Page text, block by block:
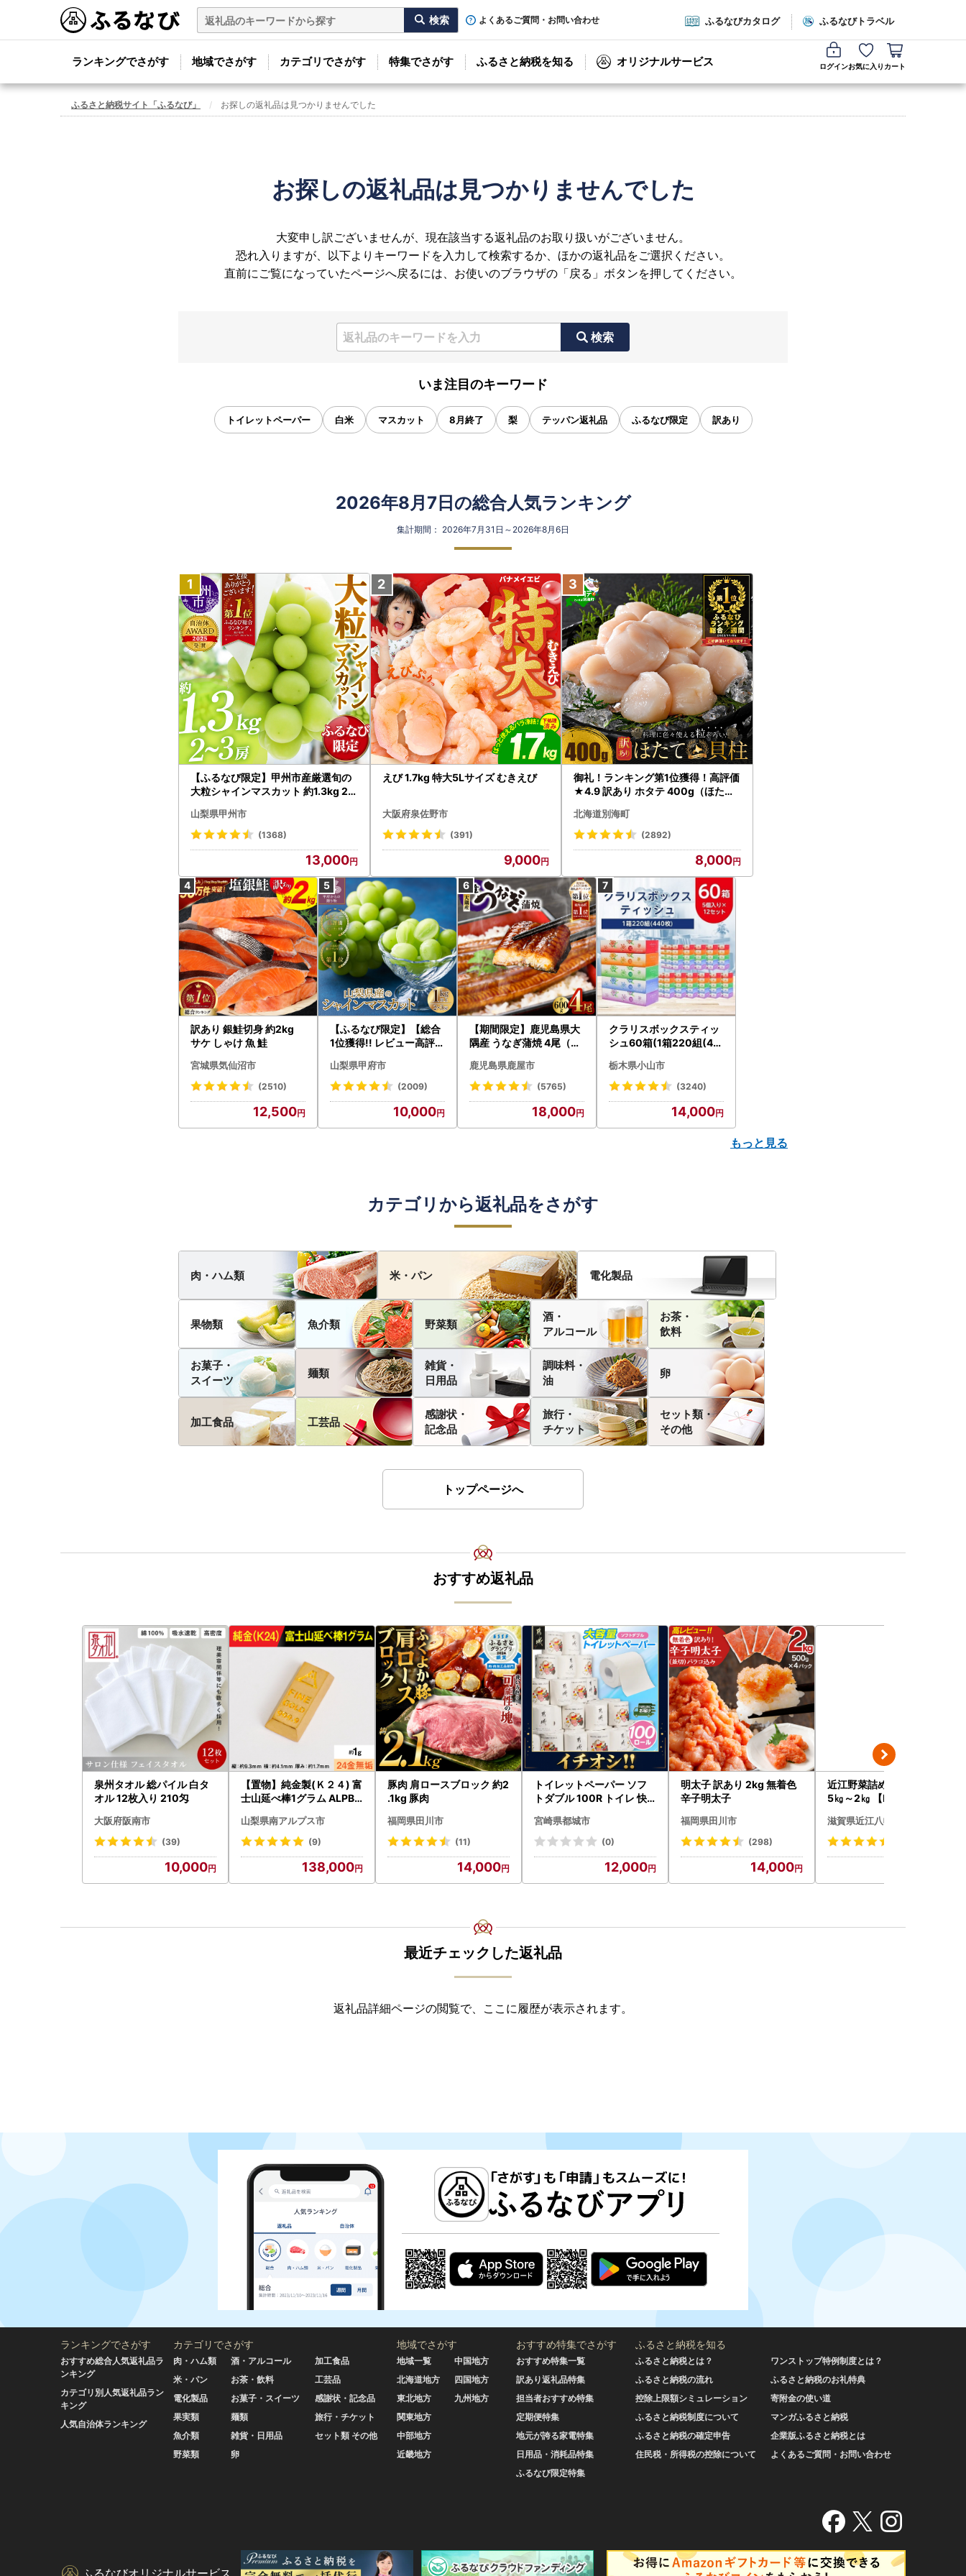
よくあるご質問・お問い合わせ ふるなびカタログ ふるなびトラベル
ランキングでさがす 地域でさがす カテゴリでさがす 特集でさがす ふるさと納税を知る オリジナルサービス ログインお気に入り カート
ふるさと納税サイト「ふるなび」 お探しの返礼品は見つかりませんでした
お探しの返礼品は見つかりませんでした
大変申し訳ございませんが、現在該当する返礼品のお取り扱いがございません。
恐れ入りますが、以下よりキーワードを入力して検索するか、ほかの返礼品をご選択ください。
直前にご覧になっていたページへ戻るには、お使いのブラウザの「戻る」ボタンを押してください。
検索
いま注目のキーワード
トイレットペーパー 白米 マスカット 8月終了 梨 テッパン返礼品 ふるなび限定 訳あり
2026年8月7日の総合人気ランキング
集計期間： 2026年7月31日～2026年8月6日
【ふるなび限定】甲州市産厳選旬の
大粒シャインマスカット 約1.3kg 2
472 FN-Limited-VO シャインマス
カット フルーツ
山梨県甲州市
(1368)
13,000
えび 1.7kg 特大5Lサイズ むきえび
大阪府泉佐野市
(391)
9,000
御礼！ランキング第1位獲得！高評価
★4.9 訳あり ホタテ 400g（ほたて
北海道別海町
(2892)
8,000
訳あり 銀鮭切身 約2kg
サケ しゃけ 魚 鮭
宮城県気仙沼市
(2510)
12,500
【ふるなび限定】【総合
1位獲得!! レビュー高評価
〉山梨県産 シャインマス
カット 2～3房（1.0kg以
N-Limited-SP
山梨県甲府市
(2009)
10,000
【期間限定】鹿児島県大
隅産 うなぎ蒲焼 4尾（60
cp18 うなぎ 鰻 魚 惣菜 総
菜
鹿児島県鹿屋市
(5765)
18,000
クラリスボックスティッ
シュ60箱(1箱220組(44
ト)【配送不可地域：離島
・沖縄県】【1256759】
栃木県小山市
(3240)
14,000
もっと見る
カテゴリから返礼品をさがす
肉・ハム類 米・パン 電化製品
果物類 魚介類 野菜類
酒・
アルコール
お茶・
飲料
お菓子・
スイーツ
麺類
雑貨・
日用品
調味料・
油
卵
加工食品 工芸品
感謝状・
記念品
旅行・
チケット
セット類・
その他
トップページへ
おすすめ返礼品
泉州タオル 総パイル 白タ
オル 12枚入り 210匁
大阪府阪南市
(39)
10,000
【置物】純金製(Ｋ２４) 富
士山延べ棒1グラム ALPBK
山梨県南アルプス市
(9)
138,000
豚肉 肩ロースブロック 約2
.1kg 豚肉
福岡県田川市
(11)
14,000
トイレットペーパー ソフ
トダブル 100R トイレ 快
宮崎県都城市
(0)
12,000
明太子 訳あり 2kg 無着色
辛子明太子
福岡県田川市
(298)
14,000
近江野菜詰め合せセット 1.
5㎏～2㎏ 【K002W】 野
滋賀県近江八幡市
最近チェックした返礼品
返礼品詳細ページの閲覧で、ここに履歴が表示されます。
ランキングでさがす
おすすめ総合人気返礼品ラ
ンキング
カテゴリ別人気返礼品ラン
キング
人気自治体ランキング
カテゴリでさがす
肉・ハム類
米・パン
電化製品
果実類
魚介類
野菜類
酒・アルコール
お茶・飲料
お菓子・スイーツ
麺類
雑貨・日用品
卵
加工食品
工芸品
感謝状・記念品
旅行・チケット
セット類 その他
地域でさがす
地域一覧
北海道地方
東北地方
関東地方
中部地方
近畿地方
中国地方
四国地方
九州地方
おすすめ特集でさがす
おすすめ特集一覧
訳あり返礼品特集
担当者おすすめ特集
定期便特集
地元が誇る家電特集
日用品・消耗品特集
ふるなび限定特集
ふるさと納税を知る
ふるさと納税とは？
ふるさと納税の流れ
控除上限額シミュレーション
ふるさと納税制度について
ふるさと納税の確定申告
住民税・所得税の控除について
ワンストップ特例制度とは？
ふるさと納税のお礼特典
寄附金の使い道
マンガふるさと納税
企業版ふるさと納税とは
よくあるご質問・お問い合わせ